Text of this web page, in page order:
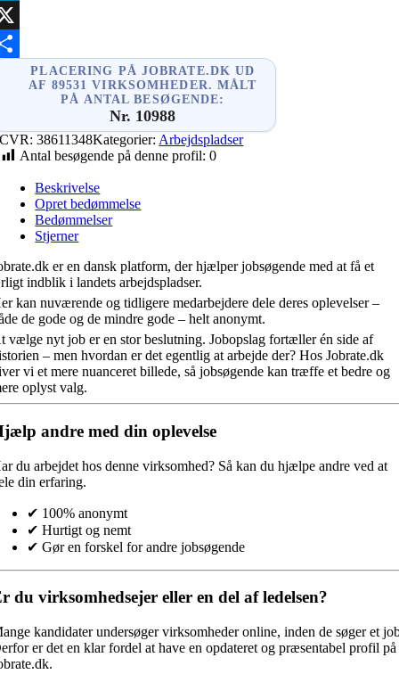
PLACERING PÅ JOBRATE.DK UD
AF 89531 VIRKSOMHEDER. MÅLT
PÅ ANTAL BESØGENDE:
Nr. 10988
CVR:38611348Kategorier: Arbejdspladser
Antal besøgende på denne profil: 0
Beskrivelse
Opret bedømmelse
Bedømmelser
Stjerner
er en dansk platform, der hjælper jobsøgende med at få et
indblik i landets arbejdspladser.
kan nuværende og tidligere medarbejdere dele deres oplevelser –
de gode og de mindre gode – helt anonymt.
vælge nyt job er en stor beslutning. Jobopslag fortæller én side af
– men hvordan er det egentlig at arbejde der? Hos Jobrate.dk
vi et mere nuanceret billede, så jobsøgende kan træffe et bedre og
oplyst valg.
andre med din oplevelse
du arbejdet hos denne virksomhed? Så kan du hjælpe andre ved at
din erfaring.
✔ 100% anonymt
✔ Hurtigt og nemt
✔ Gør en forskel for andre jobsøgende
du virksomhedsejer eller en del af ledelsen?
kandidater undersøger virksomheder online, inden de søger et
er det en klar fordel at have en opdateret og præsentabel profil på